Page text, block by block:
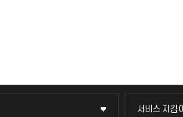
서비스 지킴
서비스 지킴이